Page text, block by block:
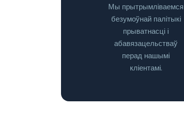
Мы прытрымліваемся
безумоўнай палітыкі
прыватнасці і
абавязацельстваў
перад нашымі
кліентамі.